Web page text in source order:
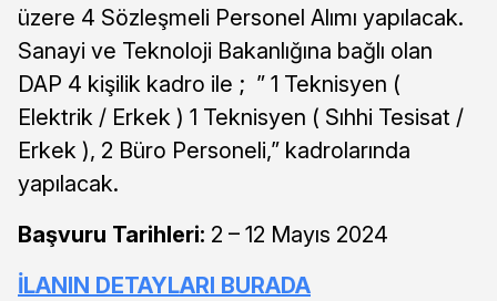
üzere 4 Sözleşmeli Personel Alımı yapılacak.
Sanayi ve Teknoloji Bakanlığına bağlı olan
DAP 4 kişilik kadro ile ; ” 1 Teknisyen (
Elektrik / Erkek ) 1 Teknisyen ( Sıhhi Tesisat /
Erkek ), 2 Büro Personeli,” kadrolarında
yapılacak.
Başvuru Tarihleri: 2 – 12 Mayıs 2024
İLANIN DETAYLARI BURADA